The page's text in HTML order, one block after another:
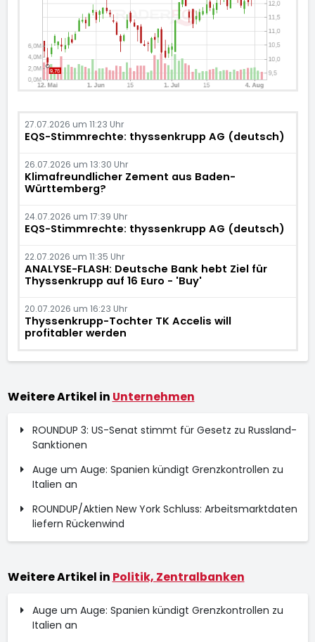
27.07.2026 um 11:23 Uhr
EQS-Stimmrechte: thyssenkrupp AG (deutsch)
26.07.2026 um 13:30 Uhr
Klimafreundlicher Zement aus Baden-
Württemberg?
24.07.2026 um 17:39 Uhr
EQS-Stimmrechte: thyssenkrupp AG (deutsch)
22.07.2026 um 11:35 Uhr
ANALYSE-FLASH: Deutsche Bank hebt Ziel für
Thyssenkrupp auf 16 Euro - 'Buy'
20.07.2026 um 16:23 Uhr
Thyssenkrupp-Tochter TK Accelis will
profitabler werden
Weitere Artikel in Unternehmen
ROUNDUP 3: US-Senat stimmt für Gesetz zu Russland-
Sanktionen
Auge um Auge: Spanien kündigt Grenzkontrollen zu
Italien an
ROUNDUP/Aktien New York Schluss: Arbeitsmarktdaten
liefern Rückenwind
Weitere Artikel in Politik, Zentralbanken
Auge um Auge: Spanien kündigt Grenzkontrollen zu
Italien an